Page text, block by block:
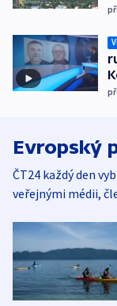
Evropský
ČT24 každý den
veřejnými médii,